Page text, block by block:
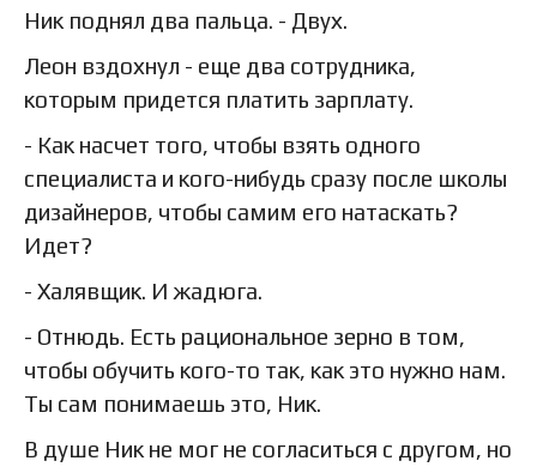
Ник поднял два пальца. - Двух.
Леон вздохнул - еще два сотрудника,
которым придется платить зарплату.
- Как насчет того, чтобы взять одного
специалиста и кого-нибудь сразу после школы
дизайнеров, чтобы самим его натаскать?
Идет?
- Халявщик. И жадюга.
- Отнюдь. Есть рациональное зерно в том,
чтобы обучить кого-то так, как это нужно нам.
Ты сам понимаешь это, Ник.
В душе Ник не мог не согласиться с другом, но